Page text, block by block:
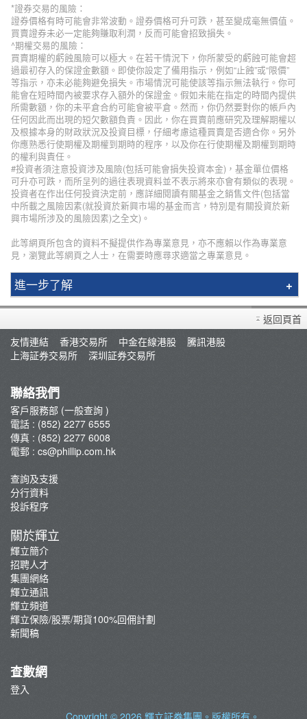
*證券交易的風險：
證券價格有時可能會非常波動。證券價格可升可跌，甚至變成毫無價值。
買賣證券未必一定能夠賺取利潤，反而可能會招致損失。
^期權交易的風險：
買賣期權的虧蝕風險可以極大。在若干情況下，你所蒙受的虧蝕可能會超
過最初存入的保證金數額。即使你設定了備用指示，例如“止蝕”或“限價”
等指示，亦未必能夠避免損失。市場情況可能使該等指示無法執行。你可
能會在短時間內被要求存入額外的保證金。假如未能在指定的時間內提供
所需數額，你的未平倉合約可能會被平倉。然而，你仍然要對你的帳戶內
任何因此而出現的短欠數額負責。因此，你在買賣前應研究及理解期權以
及根據本身的財政狀況及投資目標，仔細考慮這種買賣是否適合你。另外
你應熟悉行使期權及期權到期時的程序，以及你在行使期權及期權到期時
的權利與責任。
#投資者須注意投資涉及風險(包括可能會損失投資本金)，基金單位價格
可升亦可跌，而所呈列的過往表現資料並不表示將來亦會有類似的表現。
投資者在作出任何投資決定前，應詳細閱讀有關基金之銷售文件(包括當
中所載之風險因素(就投資於新興市場的基金而言，特別是有關投資於新
興市場所涉及的風險因素)之全文)。
此等網頁所包含的資料不擬提供作為專業意見，亦不應賴以作為專業意
見，瀏覽此等網頁之人士，在需要時應尋求適當之專業意見。
進一步了解
輝立簡介
分行資料
招聘人才
輝立保險/股票/期貨100%回佣計劃
新聞稿
返回頁首
友情連結
香港交易所 中金在線港股
騰訊港股
上海証券交易所
深圳証券交易所
聯絡我們
客戶服務部 (一般查詢 )
電話 : (852) 2277 6555
傳真 : (852) 2277 6008
電郵 : cs@phillip.com.hk
查詢及支援
分行資料
投訴程序
關於輝立
輝立簡介
招聘人才
集團網絡
輝立通訊
輝立頻道
輝立保險/股票/期貨100%回佣計劃
新聞稿
查數網
登入